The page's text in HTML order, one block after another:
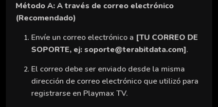
Método A: A través de correo electrónico
(Recomendado)
Envíe un correo electrónico a [TU CORREO DE
SOPORTE, ej: soporte@terabitdata.com].
El correo debe ser enviado desde la misma
dirección de correo electrónico que utilizó para
registrarse en Playmax TV.